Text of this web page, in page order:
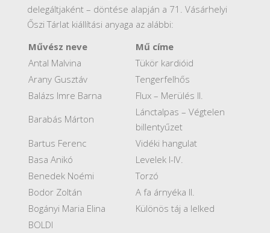
delegáltjaként – döntése alapján a 71. Vásárhelyi
Őszi Tárlat kiállítási anyaga az alábbi:
Művész neve
Mű címe
Antal Malvina
Tükör kardióid
Arany Gusztáv
Tengerfelhős
Balázs Imre Barna
Flux – Merülés II.
Barabás Márton
Lánctalpas – Végtelen
billentyűzet
Bartus Ferenc
Vidéki hangulat
Basa Anikó
Levelek I-IV.
Benedek Noémi
Torzó
Bodor Zoltán
A fa árnyéka II.
Bogányi Maria Elina
Különös táj a lelked
BOLDI